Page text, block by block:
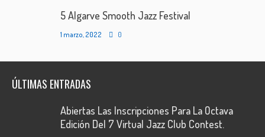
5 Algarve Smooth Jazz Festival
1 marzo, 2022 0
ÚLTIMAS ENTRADAS
Abiertas Las Inscripciones Para La Octava
Edición Del 7 Virtual Jazz Club Contest.